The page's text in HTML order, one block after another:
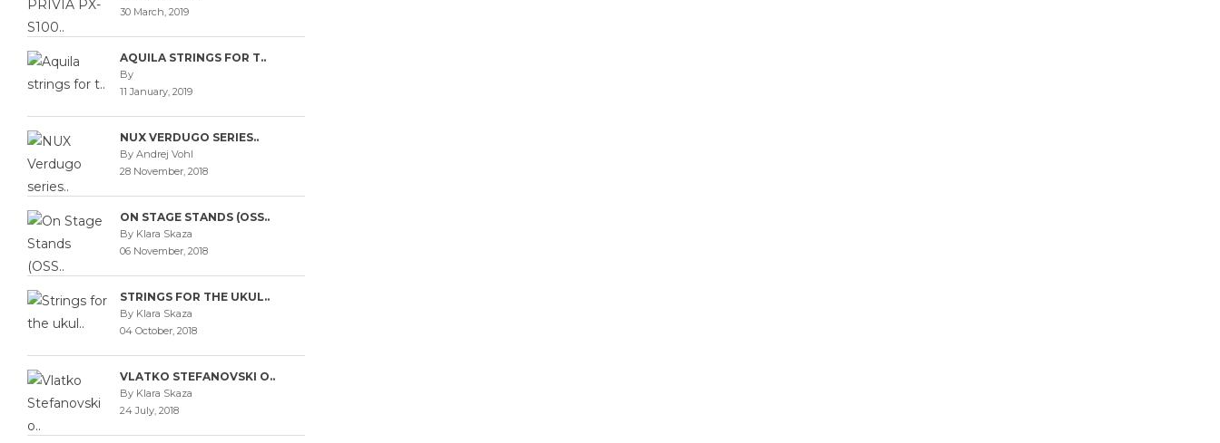
30 March, 2019
AQUILA STRINGS FOR T..
By
11 January, 2019
NUX VERDUGO SERIES..
By Andrej Vohl
28 November, 2018
ON STAGE STANDS (OSS..
By Klara Skaza
06 November, 2018
STRINGS FOR THE UKUL..
By Klara Skaza
04 October, 2018
VLATKO STEFANOVSKI O..
By Klara Skaza
24 July, 2018